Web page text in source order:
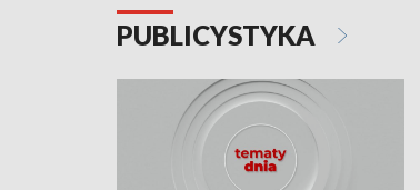
PUBLICYSTYKA